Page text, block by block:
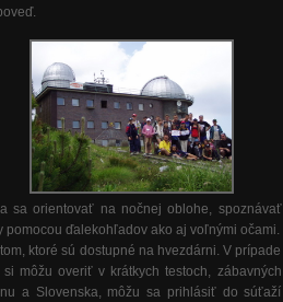
sa orientovať na nočnej oblohe, spoznávať
ďalekohľadov ako aj voľnými očami.
ktoré sú dostupné na hvezdárni. V prípade
môžu overiť v krátkych testoch, zábavných
a Slovenska, môžu sa prihlásiť do súťaží